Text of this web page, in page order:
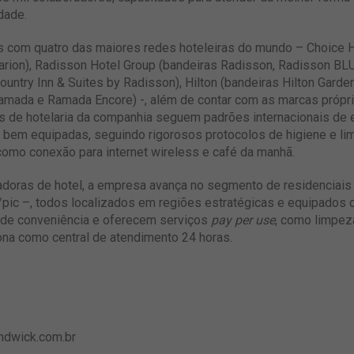
quatro das maiores redes hoteleiras do mundo – Choice
Radisson Hotel Group (bandeiras Radisson, Radisson
Inn & Suites by Radisson), Hilton (bandeiras Hilton
e Ramada Encore) -, além de contar com as marcas
hotelaria da companhia seguem padrões internacionais de
equipadas, seguindo rigorosos protocolos de higiene e
conexão para internet wireless e café da manhã.
de hotel, a empresa avança no segmento de
–, todos localizados em regiões estratégicas e equipados
conveniência e oferecem serviços pay per use, como
como central de atendimento 24 horas.